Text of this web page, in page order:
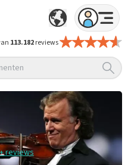
113.182reviews
reviews